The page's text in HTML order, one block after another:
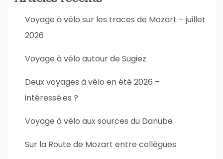
Voyage à vélo sur les traces de Mozart – juillet
2026
Voyage à vélo autour de Sugiez
Deux voyages à vélo en été 2026 –
intéressé.es ?
Voyage à vélo aux sources du Danube
Sur la Route de Mozart entre collègues